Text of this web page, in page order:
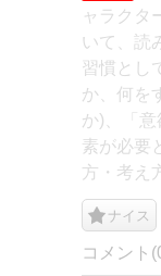
ャラクタ
いて、読
習慣とし
か、何を
か)、「
素が必要
方・考え
ナイス
コメント